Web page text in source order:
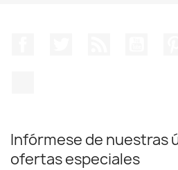
Infórmese de nuestras
ofertas especiales